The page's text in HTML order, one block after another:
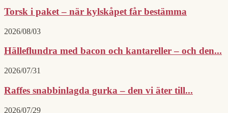
Torsk i paket – när kylskåpet får bestämma
2026/08/03
Hälleflundra med bacon och kantareller – och den...
2026/07/31
Raffes snabbinlagda gurka – den vi äter till...
2026/07/29